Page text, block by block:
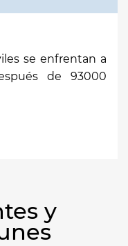
se enfrentan a
de 93000
y